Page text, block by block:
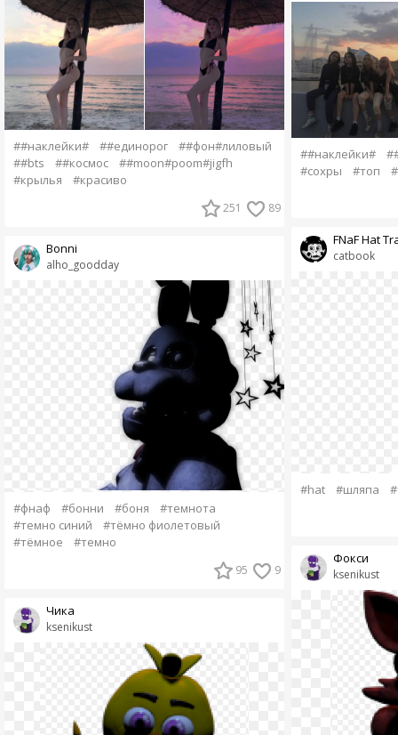
##наклейки# ##единорог
##фон#лиловый
##bts
##космос
##moon#poom#jigfh
#крылья
#красиво
251 89
alho_goodday
Bonni
#фнаф #бонни #боня
#темнота
#темно синий
#тёмно фиолетовый
#тёмное
#темно
95 9
ksenikust
Чика
##наклейки#
#сохры
#топ
catbook
FNaF Hat
#hat #шляпа
ksenikust
Фокси